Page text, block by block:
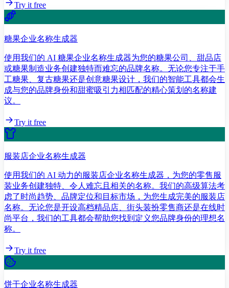
Try it free
糖果企业名称生成器
使用我们的 AI 糖果企业名称生成器为您的糖果公司、甜品店
或糖果制造业务创建独特而难忘的品牌名称。无论您专注于手
工糖果、复古糖果还是创意糖果设计，我们的智能工具都会生
成与您的品牌身份和甜蜜吸引力相匹配的精心策划的名称建
议。
Try it free
服装店企业名称生成器
使用我们的 AI 动力的服装店企业名称生成器，为您的零售服
装业务创建独特、令人难忘且相关的名称。我们的高级算法考
虑了时尚趋势、品牌定位和目标市场，为您生成完美的服装店
名称。无论您是开设高档精品店、街头装扮零售商还是在线时
尚平台，我们的工具都会帮助您找到定义您品牌身份的理想名
称。
Try it free
饼干企业名称生成器